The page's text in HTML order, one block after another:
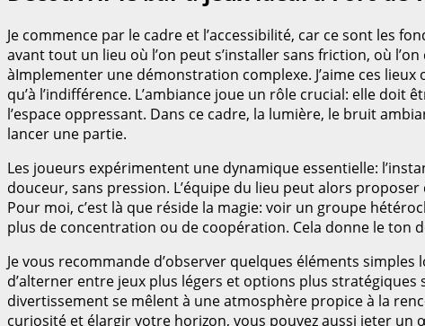
Je commence par le cadre et l’accessibilité, car ce sont les
avant tout un lieu où l’on peut s’installer sans friction, où
àImplementer une démonstration complexe. J’aime ces
qu’à l’indifférence. L’ambiance joue un rôle crucial: elle
l’espace oppressant. Dans ce cadre, la lumière, le bruit
lancer une partie.
Les joueurs expérimentent une dynamique essentielle:
douceur, sans pression. L’équipe du lieu peut alors
Pour moi, c’est là que réside la magie: voir un groupe
plus de concentration ou de coopération. Cela donne le ton
Je vous recommande d’observer quelques éléments
d’alterner entre jeux plus légers et options plus stratégiques
divertissement se mêlent à une atmosphère propice à la
curiosité et élargir votre horizon, vous pouvez aussi jeter un